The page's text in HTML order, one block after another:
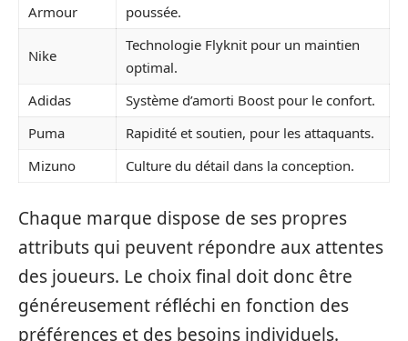
Armour
poussée.
Nike
Technologie Flyknit pour un maintien
optimal.
Adidas
Système d’amorti Boost pour le confort.
Puma
Rapidité et soutien, pour les attaquants.
Mizuno
Culture du détail dans la conception.
Chaque marque dispose de ses propres
attributs qui peuvent répondre aux attentes
des joueurs. Le choix final doit donc être
généreusement réfléchi en fonction des
préférences et des besoins individuels.